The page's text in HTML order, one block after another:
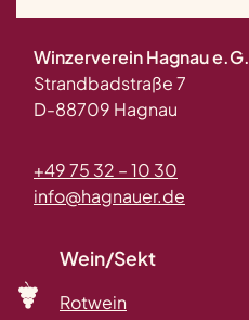
Winzerverein Hagnau e.G.
Strandbadstraße 7
D-88709 Hagnau
+49 75 32 – 10 30
info@hagnauer.de
Wein/Sekt
Rotwein